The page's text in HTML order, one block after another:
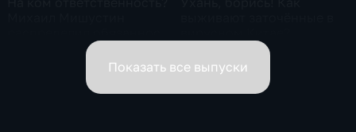
вице-премьеров
Показать все выпуски